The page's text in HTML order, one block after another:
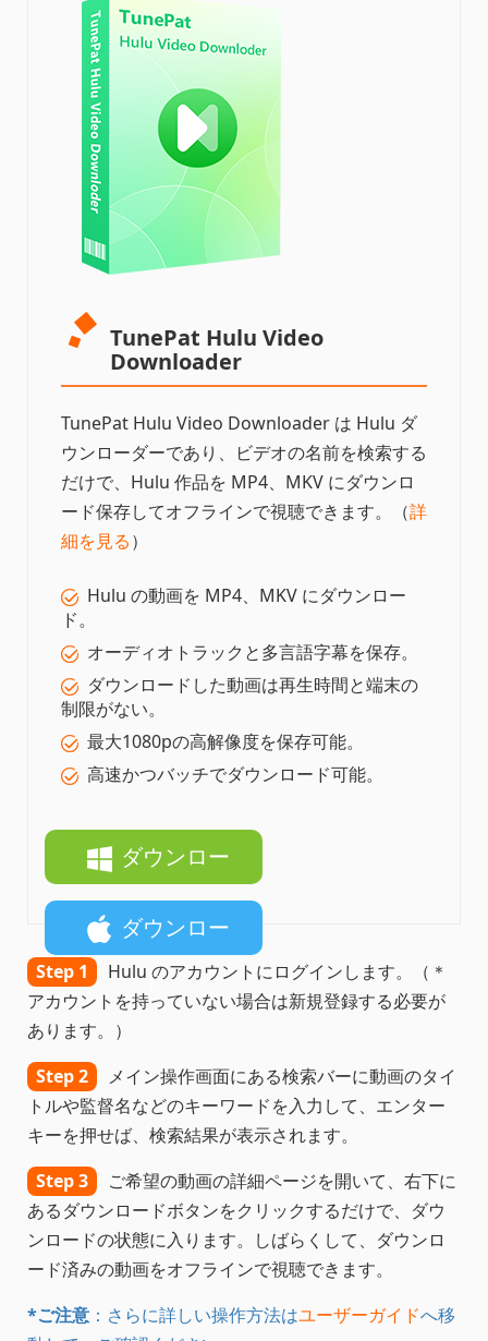
TunePat Hulu Video
Downloader
TunePat Hulu Video Downloader は Hulu ダ
ウンローダーであり、ビデオの名前を検索する
だけで、Hulu 作品を MP4、MKV にダウンロ
ード保存してオフラインで視聴できます。（詳
細を見る）
Hulu の動画を MP4、MKV にダウンロー
ド。
オーディオトラックと多言語字幕を保存。
ダウンロードした動画は再生時間と端末の
制限がない。
最大1080pの高解像度を保存可能。
高速かつバッチでダウンロード可能。
ダウンロー
ダウンロー
ド
Step 1
Hulu のアカウントにログインします。（＊
アカウントを持っていない場合は新規登録する必要が
あります。）
Step 2
メイン操作画面にある検索バーに動画のタイ
トルや監督名などのキーワードを入力して、エンター
キーを押せば、検索結果が表示されます。
Step 3
ご希望の動画の詳細ページを開いて、右下に
あるダウンロードボタンをクリックするだけで、ダウ
ンロードの状態に入ります。しばらくして、ダウンロ
ード済みの動画をオフラインで視聴できます。
*ご注意 ：さらに詳しい操作方法はユーザーガイドへ移